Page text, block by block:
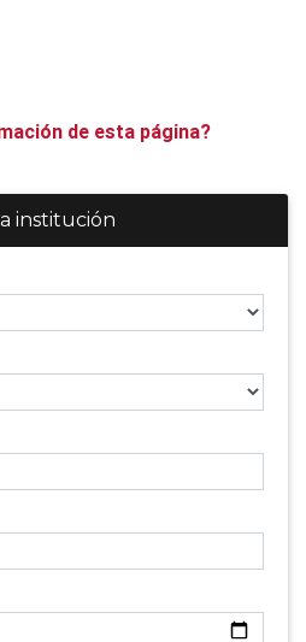
de esta página?
institución